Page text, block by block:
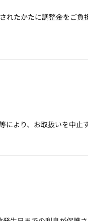
れたかたに調整金をご
より、お取扱いを中止